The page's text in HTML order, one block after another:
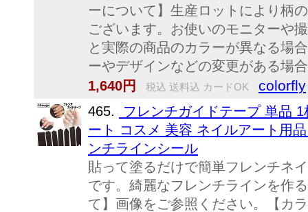
ーについて】生産ロットにより柄
ございます。お使いのモニターや
と実際の商品のカラーが異なる場
ーやデザインなどの変更がある場
1,640円
税込 送料込 カードOK colorfly
465.
フレンチガイドテープ 単品
ート コスメ 美容 ネイルアート用
ンチラインシール
貼って塗るだけで簡単フレンチネ
です。綺麗なフレンチラインを作
て】画像をご参照ください。【カ